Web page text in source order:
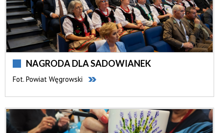
NAGRODA DLA SADOWIANEK
Fot. Powiat Węgrowski